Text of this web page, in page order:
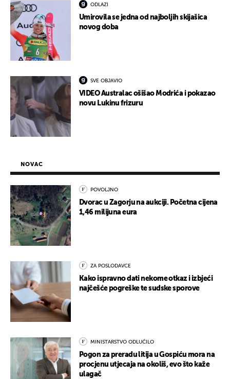
ODLAZI
Umirovila se jedna od najboljih skijašica
novog doba
SVE OBJAVIO
VIDEO Australac ošišao Modrića i pokazao
novu Lukinu frizuru
NOVAC
POVOLJNO
Dvorac u Zagorju na aukciji. Početna cijena
1,46 milijuna eura
ZA POSLODAVCE
Kako ispravno dati nekome otkaz i izbjeći
najčešće pogreške te sudske sporove
MINISTARSTVO ODLUČILO
Pogon za preradu litija u Gospiću mora na
procjenu utjecaja na okoliš, evo što kaže
ulagač